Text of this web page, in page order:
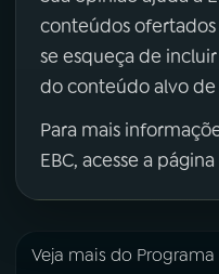
conteúdos ofertados
se esqueça de
do conteúdo alvo de
Para mais
EBC, acesse a
Veja mais do Programa